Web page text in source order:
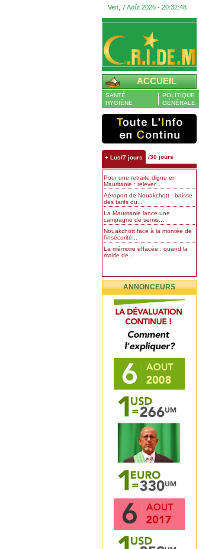
Ven, 7 Août 2026 - 20:32:49
ACCUEIL
SANTÉ
HYGIÈNE
POLITIQUE
GÉNÉRALE
+ Lus/7 jours /30 jours
Pour une retraite digne en
Mauritanie : relever...
Aéroport de Nouakchott : baisse
des tarifs du...
La Mauritanie lance une
campagne de semis...
Nouakchott face à la montée de
l’insécurité...
La mémoire effacée : quand la
mairie de...
ANNONCEURS